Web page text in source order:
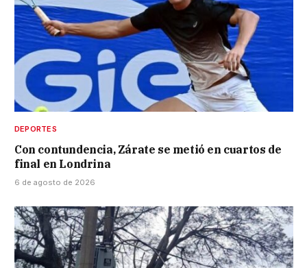
DEPORTES
Con contundencia, Zárate se metió en cuartos de
final en Londrina
6 de agosto de 2026